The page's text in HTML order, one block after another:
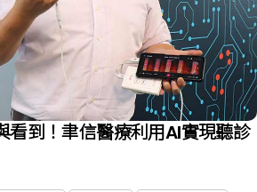
看到！聿信醫療利用AI實現聽診